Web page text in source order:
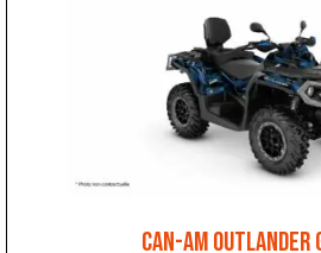
CAN-AM OUTLANDER